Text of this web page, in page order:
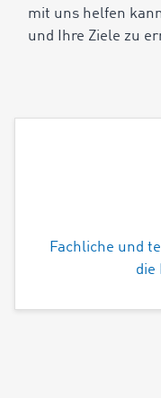
mit uns helfen
und Ihre Ziele zu
Fachliche und
die